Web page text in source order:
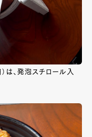
は、発泡スチロール入